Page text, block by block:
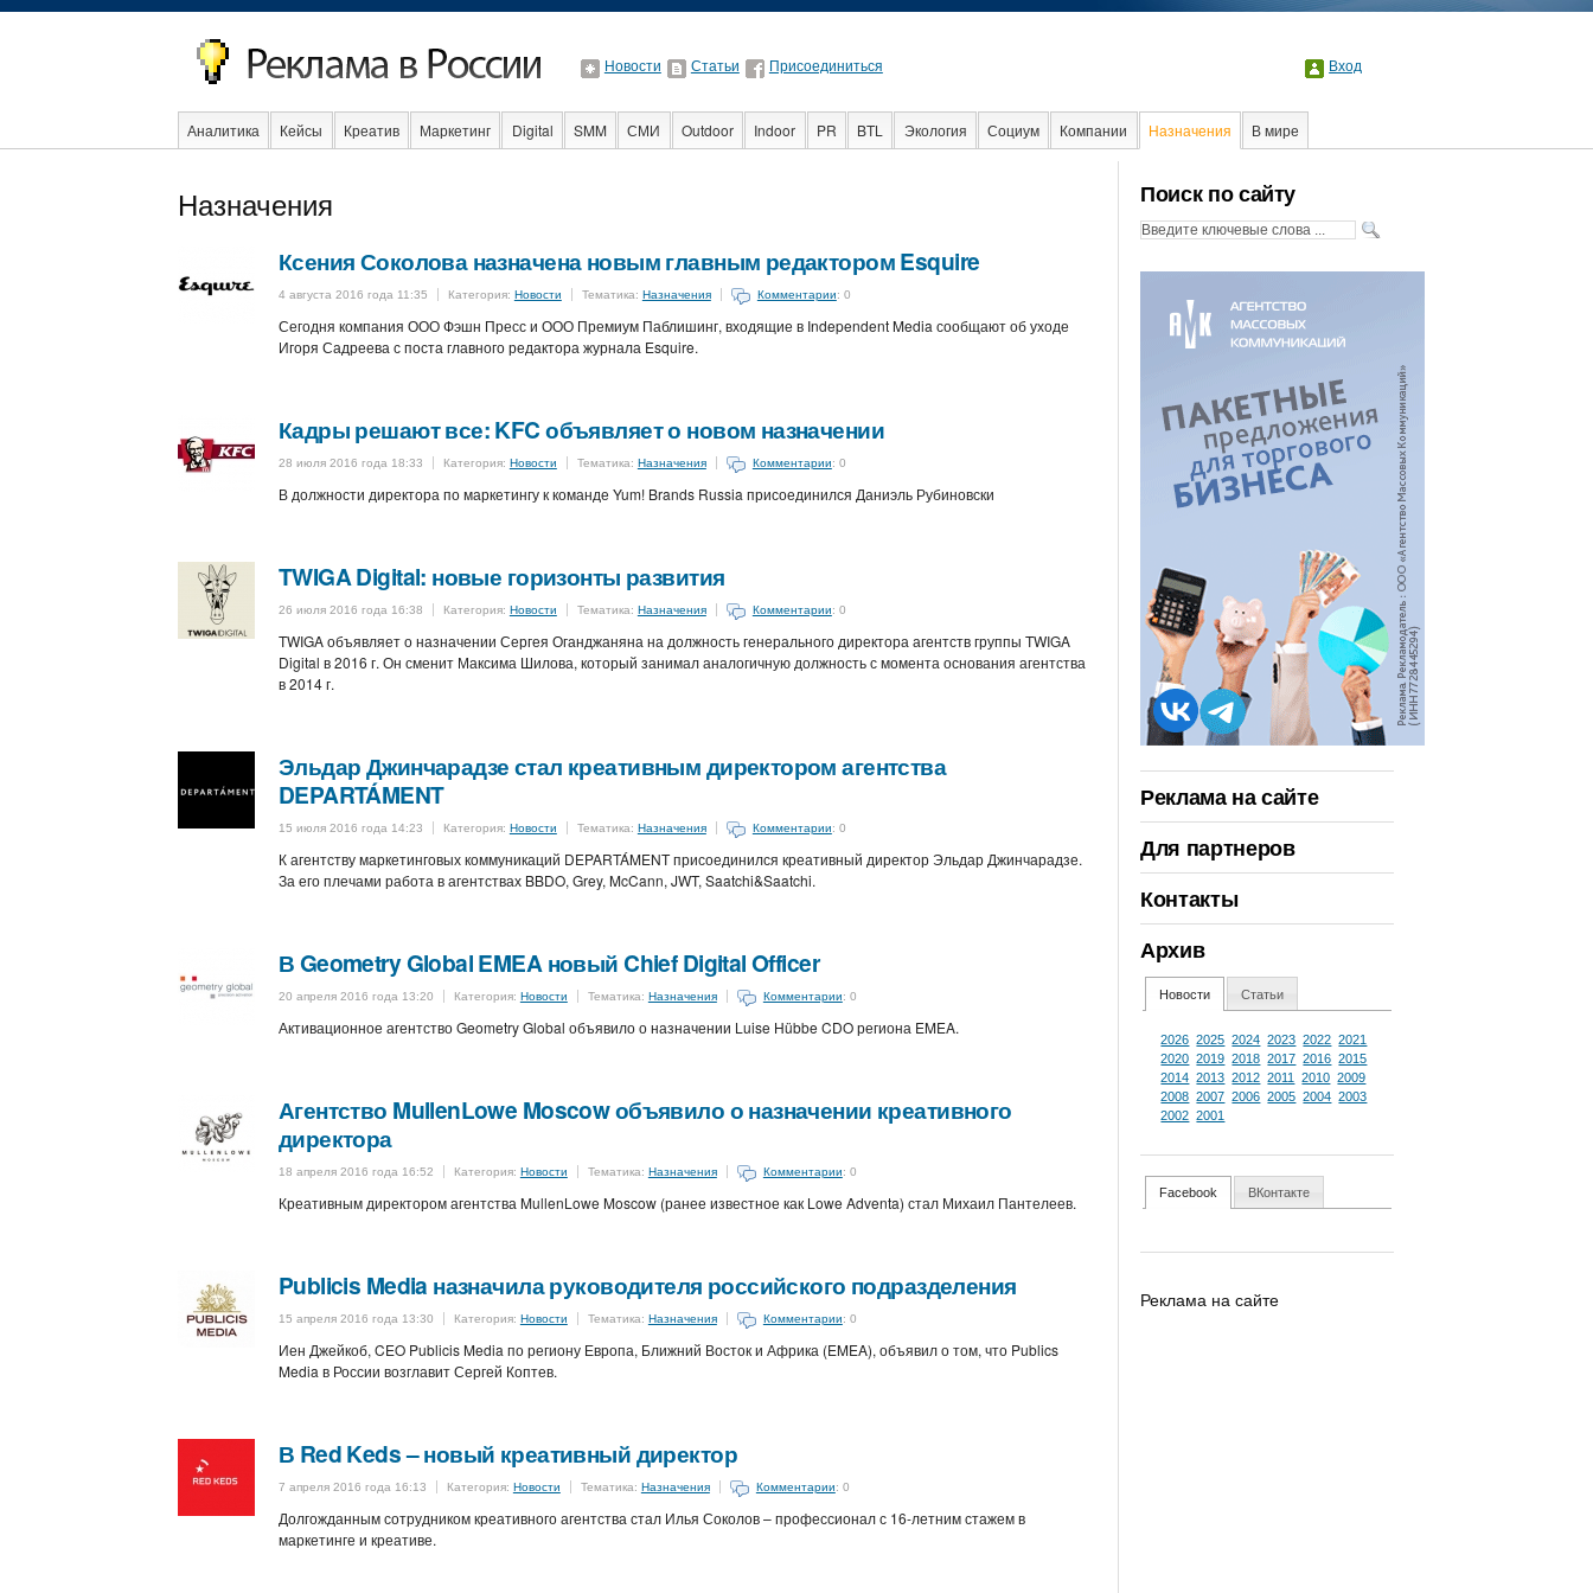
Новости Статьи Присоединиться Вход
Аналитика Кейсы Креатив Маркетинг Digital SMM СМИ Outdoor Indoor PR BTL Экология Социум Компании Назначения
В мире
События
Социальная реклама Поиск по сайту
Реклама на сайте
Для партнеров
Контакты
Архив
Новости Статьи
2026 2025 2024 2023 2022 2021
2020 2019 2018 2017 2016 2015
2014 2013 2012 2011 2010 2009
2008 2007 2006 2005 2004 2003
2002 2001
Facebook ВКонтакте
Реклама на сайте
Назначения
Ксения Соколова назначена новым главным редактором Esquire
4 августа 2016 года 11:35 Категория: Новости Тематика: Назначения Комментарии: 0
Сегодня компания ООО Фэшн Пресс и ООО Премиум Паблишинг, входящие в Independent Media сообщают об уходе
Игоря Садреева с поста главного редактора журнала Esquire.
Кадры решают все: KFC объявляет о новом назначении
28 июля 2016 года 18:33 Категория: Новости Тематика: Назначения Комментарии: 0
В должности директора по маркетингу к команде Yum! Brands Russia присоединился Даниэль Рубиновски
TWIGA Digital: новые горизонты развития
26 июля 2016 года 16:38 Категория: Новости Тематика: Назначения Комментарии: 0
TWIGA объявляет о назначении Сергея Оганджаняна на должность генерального директора агентств группы TWIGA
Digital в 2016 г. Он сменит Максима Шилова, который занимал аналогичную должность с момента основания агентства
в 2014 г.
Эльдар Джинчарадзе стал креативным директором агентства
DEPARTÁMENT
15 июля 2016 года 14:23 Категория: Новости Тематика: Назначения Комментарии: 0
К агентству маркетинговых коммуникаций DEPARTÁMENT присоединился креативный директор Эльдар Джинчарадзе.
За его плечами работа в агентствах BBDO, Grey, McCann, JWT, Saatchi&Saatchi.
В Geometry Global EMEA новый Chief Digital Officer
20 апреля 2016 года 13:20 Категория: Новости Тематика: Назначения Комментарии: 0
Активационное агентство Geometry Global объявило о назначении Luise Hübbe CDO региона EMEA.
Агентство MullenLowe Moscow объявило о назначении креативного
директора
18 апреля 2016 года 16:52 Категория: Новости Тематика: Назначения Комментарии: 0
Креативным директором агентства MullenLowe Moscow (ранее известное как Lowe Adventa) стал Михаил Пантелеев.
Publicis Media назначила руководителя российского подразделения
15 апреля 2016 года 13:30 Категория: Новости Тематика: Назначения Комментарии: 0
Иен Джейкоб, CEO Publicis Media по региону Европа, Ближний Восток и Африка (EMEA), объявил о том, что Publics
Media в России возглавит Сергей Коптев.
В Red Keds – новый креативный директор
7 апреля 2016 года 16:13 Категория: Новости Тематика: Назначения Комментарии: 0
Долгожданным сотрудником креативного агентства стал Илья Соколов – профессионал с 16-летним стажем в
маркетинге и креативе.